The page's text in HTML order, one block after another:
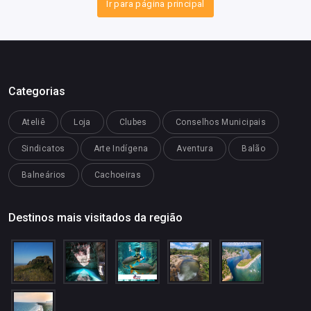
Ir para página principal
Categorias
Ateliê Loja Clubes Conselhos Municipais
Sindicatos Arte Indígena Aventura Balão
Balneários Cachoeiras
Destinos mais visitados da região